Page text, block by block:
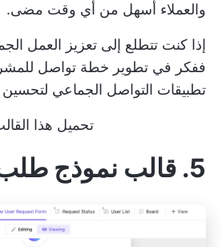
والعملاء أسهل من أي وقت مضى.
إذا كنت تتطلع إلى تعزيز العمل
ففكر في تطوير خطة تواصل
تطبيقات التواصل الجماعي لتحسين
تحميل هذا
5. قالب نموذج طلب ClickUp